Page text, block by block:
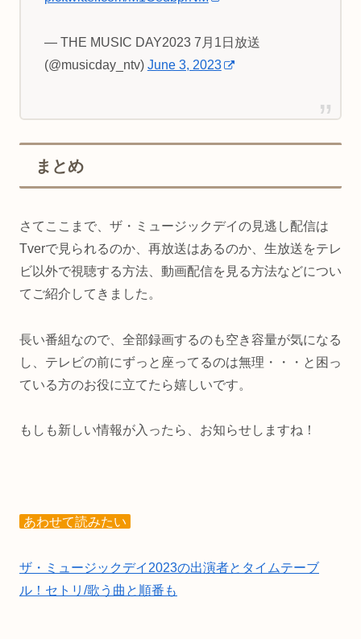
— THE MUSIC DAY2023 7月1日放送
(@musicday_ntv) June 3, 2023
まとめ
さてここまで、ザ・ミュージックデイの見逃し配信は
Tverで見られるのか、再放送はあるのか、生放送をテレ
ビ以外で視聴する方法、動画配信を見る方法などについ
てご紹介してきました。
長い番組なので、全部録画するのも空き容量が気になる
し、テレビの前にずっと座ってるのは無理・・・と困っ
ている方のお役に立てたら嬉しいです。
もしも新しい情報が入ったら、お知らせしますね！
あわせて読みたい
ザ・ミュージックデイ2023の出演者とタイムテーブ
ル！セトリ/歌う曲と順番も